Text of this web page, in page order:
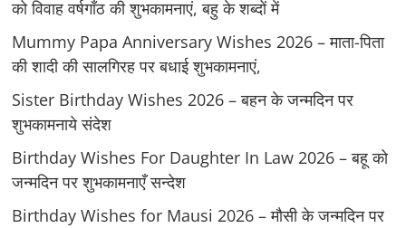
को विवाह वर्षगाँठ की शुभकामनाएं, बहु के शब्दों में
Mummy Papa Anniversary Wishes 2026 – माता-पिता
की शादी की सालगिरह पर बधाई शुभकामनाएं,
Sister Birthday Wishes 2026 – बहन के जन्मदिन पर
शुभकामनाये संदेश
Birthday Wishes For Daughter In Law 2026 – बहू को
जन्मदिन पर शुभकामनाएँ सन्देश
Birthday Wishes for Mausi 2026 – मौसी के जन्मदिन पर